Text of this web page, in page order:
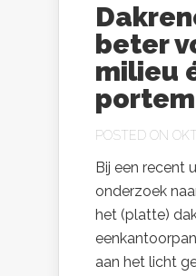
beter
milieu
POSTED ON
Bij een recent
onderzoek
het (platte)
aan het licht